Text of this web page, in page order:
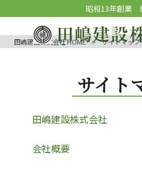
昭和13年創業
田嶋建設株式会社 HOME > サイトマップ
サイト
田嶋建設株式会社
会社概要